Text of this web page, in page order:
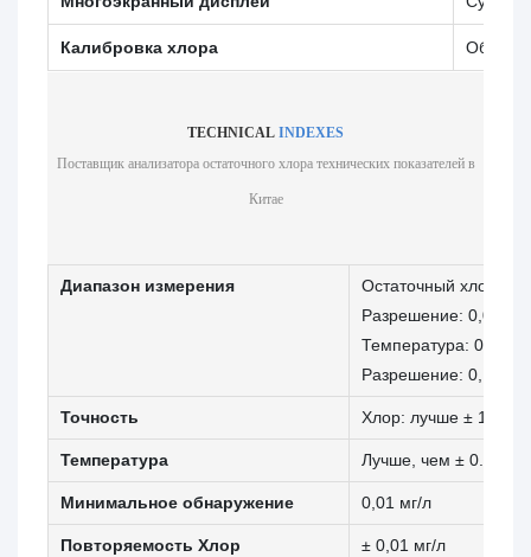
Калибровка хлора
TECHNICAL INDEXES
Поставщик анализатора остаточного хлора технических показателей в
Китае
Диапазон измерения
Остаточный хлор:
Разрешение: 0,01
Температура: 0-
Разрешение: 0,1 ℃
Точность Хлор: лучше ± 1%
Температура Лучше, чем ± 0.5 ℃
Минимальное обнаружение 0,01 мг/л
Повторяемость Хлор ± 0,01 мг/л